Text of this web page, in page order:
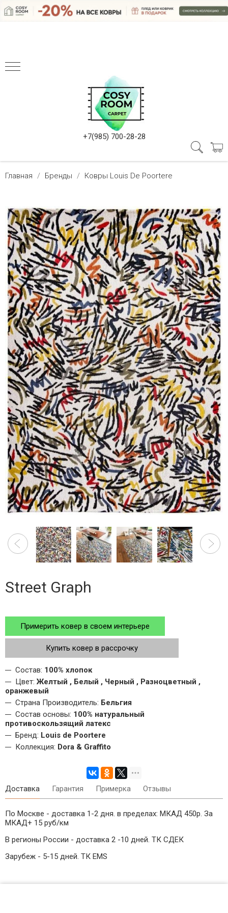
+7(985) 700-28-28
Главная Бренды Ковры Louis De Poortere
Street Graph
Примерить ковер в своем интерьере
Купить ковер в рассрочку
Состав: 100% хлопок
Цвет: Желтый , Белый , Черный , Разноцветный ,
оранжевый
Страна Производитель: Бельгия
Состав основы: 100% натуральный
противоскользящий латекс
Бренд: Louis de Poortere
Коллекция: Dora & Graffito
Доставка Гарантия Примерка Отзывы
По Москве - доставка 1-2 дня. в пределах: МКАД 450р. За
МКАД+ 15 руб/км
В регионы России - доставка 2 -10 дней. ТК СДЕК
Зарубеж - 5-15 дней. ТК EMS